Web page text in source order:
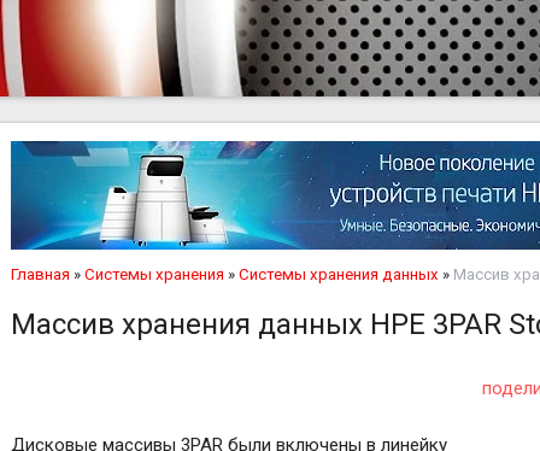
Главная » Системы хранения » Системы хранения данных » Массив
Массив хранения данных HPE 3PAR
Дисковые массивы 3PAR были включены в линейку